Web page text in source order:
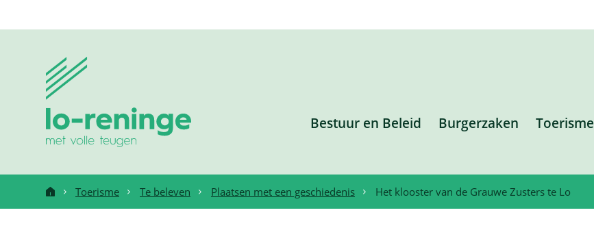
Lo-
Reninge
Bestuur en Beleid Burgerzaken Toerisme
Startpagina
Toerisme Te beleven Plaatsen met een geschiedenis Het klooster van de Grauwe Zusters te Lo